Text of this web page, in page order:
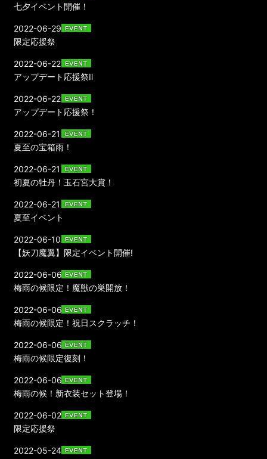
七夕イベント開催！
限定応援祭
2022-06-29
アップデート応援祭Ⅱ
2022-06-22
アップデート応援祭！
2022-06-22
夏至の宝箱雨！
2022-06-21
初夏の牡丹！玉石宮大賞！
2022-06-21
夏至イベント
2022-06-21
【妖刀魔翼】限定イベント開催!
2022-06-10
梅雨の候限定！魔獣の巣開放！
2022-06-06
梅雨の候限定！祝日スクラッチ！
2022-06-06
梅雨の候限定復刻！
2022-06-06
梅雨の候！新衣装セット登場！
2022-06-06
限定応援祭
2022-06-02
2022-05-24